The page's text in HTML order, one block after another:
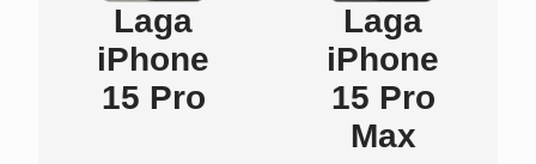
Laga
iPhone
15 Pro
Laga
iPhone
15 Pro
Max